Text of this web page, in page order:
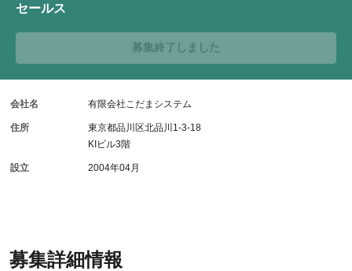
募集詳細情報
セールス
募集終了しました
会社名 有限会社こだまシステム
住所
東京都品川区北品川1-3-18
KIビル3階
設立 2004年04月